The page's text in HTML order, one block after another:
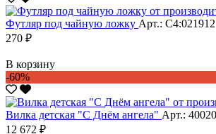
Футляр под чайную ложку Арт.: С4:021912
270 ₽
В корзину
-60%
Вилка детская "С Днём ангела" Арт.:
12 672 ₽